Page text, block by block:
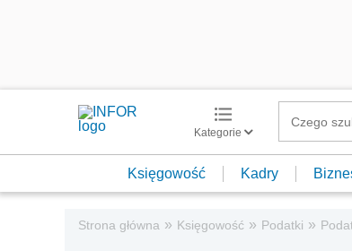
Kategorie
Księgowość Kadry
Strona główna » Księgowość » Podatki »